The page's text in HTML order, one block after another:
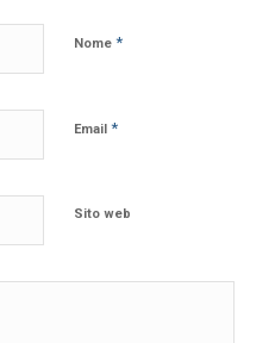
Nome *
Email *
Sito web